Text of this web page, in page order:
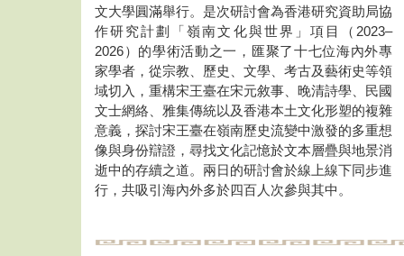
文大學圓滿舉行。是次研討會為香港研究資助局協
作研究計劃「嶺南文化與世界」項目（2023–
2026）的學術活動之一，匯聚了十七位海內外專
家學者，從宗教、歷史、文學、考古及藝術史等領
域切入，重構宋王臺在宋元敘事、晚清詩學、民國
文士網絡、雅集傳統以及香港本土文化形塑的複雜
意義，探討宋王臺在嶺南歷史流變中激發的多重想
像與身份辯證，尋找文化記憶於文本層疊與地景消
逝中的存續之道。兩日的研討會於線上線下同步進
行，共吸引海內外多於四百人次參與其中。